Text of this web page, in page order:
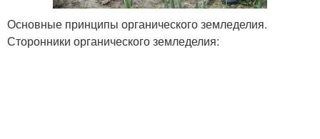
Основные принципы органического земледелия.
Сторонники органического земледелия: